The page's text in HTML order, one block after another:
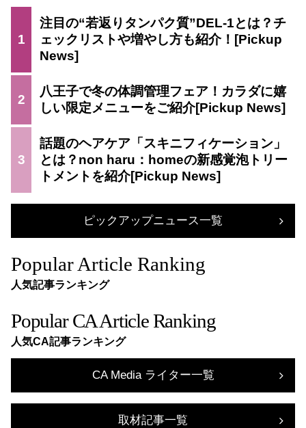
1
注目の“若返りタンパク質”DEL-1とは？チ
ェックリストや増やし方も紹介！
2
八王子で冬の体調管理フェア！カラダに嬉
しい限定メニューをご紹介
3
話題のヘアケア「スキニフィケーション」
とは？non haru：homeの新感覚泡トリー
トメントを紹介
ピックアップニュース一覧
Popular Article Ranking
人気記事ランキング
Popular CA Article Ranking
人気CA記事ランキング
CA Media ライター一覧
取材記事一覧